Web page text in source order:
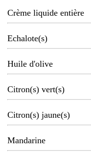
Crème liquide entière
Echalote(s)
Huile d'olive
Citron(s) vert(s)
Citron(s) jaune(s)
Mandarine